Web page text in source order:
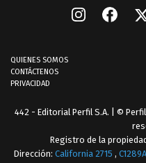
QUIENES SOMOS
CONTÁCTENOS
PRIVACIDAD
442 - Editorial Perfil S.A. | ©
Registro de la
Dirección: California 2715 ,